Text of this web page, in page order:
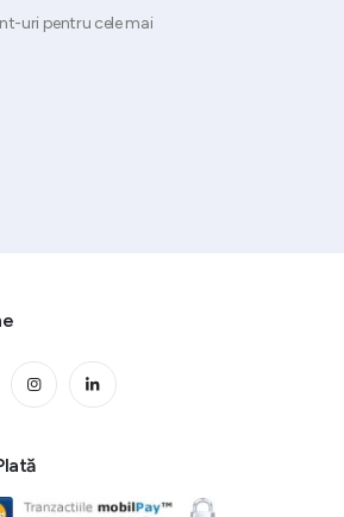
uri pentru cele mai